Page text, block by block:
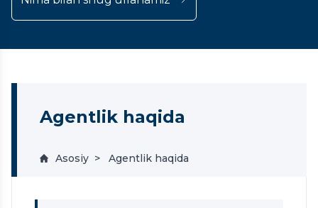
Agentlik haqida
Asosiy Agentlik haqida